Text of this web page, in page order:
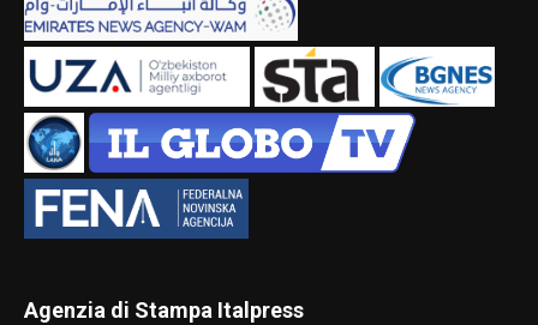
Agenzia di Stampa Italpress